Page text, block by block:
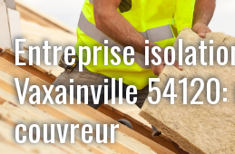
Entreprise
Vaxainville
couvreur